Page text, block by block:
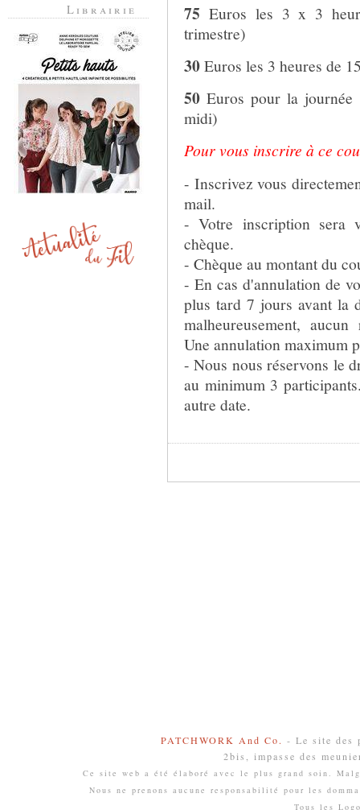
75 Euros les 3 x 3
trimestre)
30Euros les 3 heures de
50 Euros pour la
midi)
Pour vous inscrire à ce
- Inscrivez vous
mail.
- Votre inscription sera
chèque.
- Chèque au montant du
- En cas d'annulation de
plus tard 7 jours avant la
malheureusement,
Une annulation maximum
- Nous nous réservons le
au minimum 3
autre date.
Librairie
PATCHWORK And Co. - Le site des
2bis, impasse des
Ce site web a été élaboré avec le plus grand soin.
Nous ne prenons aucune responsabilité pour les
Tous les